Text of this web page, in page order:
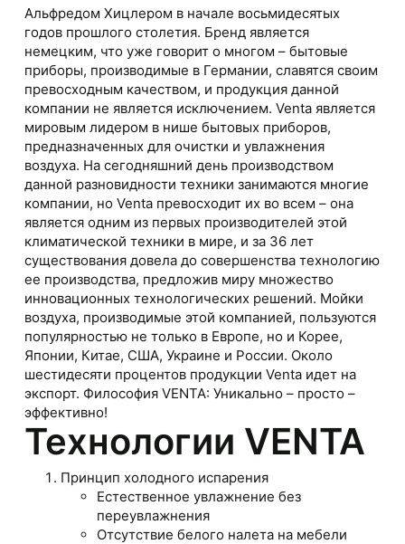
Альфредом Хицлером в начале восьмидесятых
годов прошлого столетия. Бренд является
немецким, что уже говорит о многом – бытовые
приборы, производимые в Германии, славятся своим
превосходным качеством, и продукция данной
компании не является исключением. Venta является
мировым лидером в нише бытовых приборов,
предназначенных для очистки и увлажнения
воздуха. На сегодняшний день производством
данной разновидности техники занимаются многие
компании, но Venta превосходит их во всем – она
является одним из первых производителей этой
климатической техники в мире, и за 36 лет
существования довела до совершенства технологию
ее производства, предложив миру множество
инновационных технологических решений. Мойки
воздуха, производимые этой компанией, пользуются
популярностью не только в Европе, но и Корее,
Японии, Китае, США, Украине и России. Около
шестидесяти процентов продукции Venta идет на
экспорт. Философия VENTA: Уникально – просто –
эффективно!
Технологии VENTA
Принцип холодного испарения
Естественное увлажнение без
переувлажнения
Отсутствие белого налета на мебели